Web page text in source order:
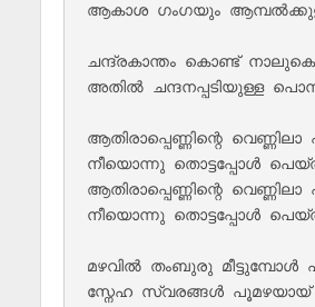
ആകാശ ഗംഗയും
ചന്ദ്രകാന്തം കൊണ്ട്
അതിൽ ചന്ദനപ്പടിയുള്ള
ആതിരാപ്പെണ്ണിന്റെ
നീയൊന്നു തൊട്ടപ്പോൾ
ആതിരാപ്പെണ്ണിന്റെ
നീയൊന്നു തൊട്ടപ്പോൾ
മഴവിൽ തംബുരു മീട്ടുമ്പോൾ
സ്നേഹ സ്വരങ്ങൾ പൂമഴയായ്